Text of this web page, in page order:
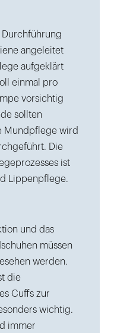
Durchführung
angeleitet
aufgeklärt
einmal pro
vorsichtig
sollten
Mundpflege wird
Die
ist
Lippenpflege.
und das
müssen
werden.
die
Cuffs zur
wichtig.
immer